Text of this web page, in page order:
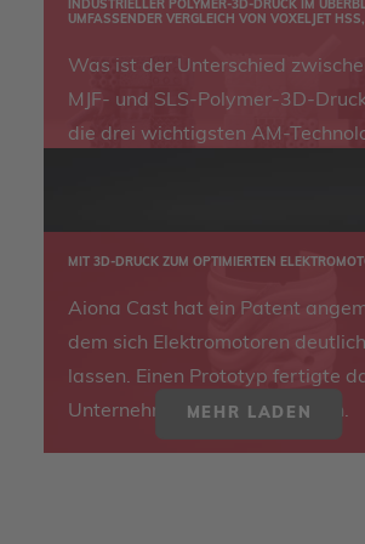
INDUSTRIELLER POLYMER-3D-DRUCK IM
UMFASSENDER VERGLEICH VON VOXELJET
Was ist der Unterschied
MJF- und SLS-Polymer-3D-
die drei wichtigsten AM-
MIT 3D-DRUCK ZUM OPTIMIERTEN
Aiona Cast hat ein Patent
dem sich Elektromotoren
lassen. Einen Prototyp fertigte
Unternehmen mit 3D-Druck an.
MEHR LADEN